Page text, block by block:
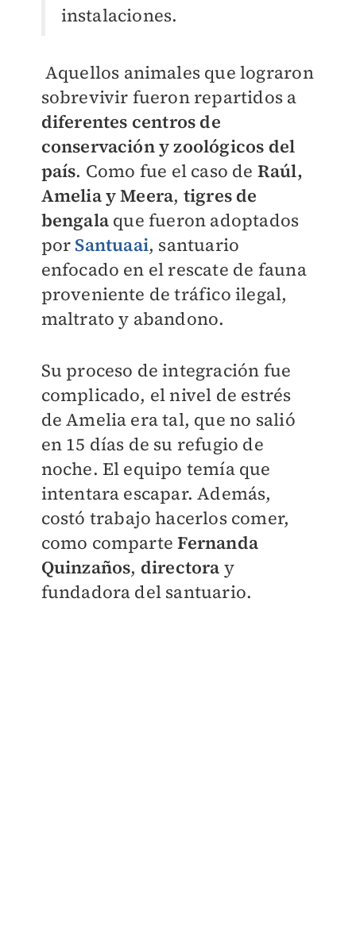
instalaciones.
Aquellos animales que lograron
sobrevivir fueron repartidos a
diferentes centros de
conservación y zoológicos del
país. Como fue el caso de Raúl,
Amelia y Meera, tigres de
bengala que fueron adoptados
por Santuaai, santuario
enfocado en el rescate de fauna
proveniente de tráfico ilegal,
maltrato y abandono.
Su proceso de integración fue
complicado, el nivel de estrés
de Amelia era tal, que no salió
en 15 días de su refugio de
noche. El equipo temía que
intentara escapar. Además,
costó trabajo hacerlos comer,
como comparte Fernanda
Quinzaños, directora y
fundadora del santuario.